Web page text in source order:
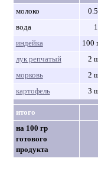
молоко
вода
индейка
100
лук репчатый
2
морковь
2
картофель
3
итого
на 100 гр
готового
продукта